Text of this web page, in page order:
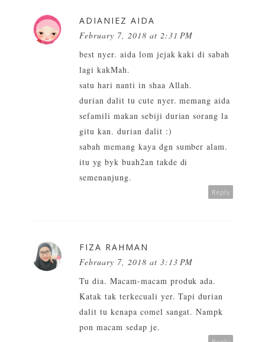
ADIANIEZ AIDA
February 7, 2018 at 2:31 PM
best nyer. aida lom jejak kaki di sabah
lagi kakMah.
satu hari nanti in shaa Allah.
durian dalit tu cute nyer. memang aida
sefamili makan sebiji durian sorang la
gitu kan. durian dalit :)
sabah memang kaya dgn sumber alam.
itu yg byk buah2an takde di
semenanjung.
Reply
FIZA RAHMAN
February 7, 2018 at 3:13 PM
Tu dia. Macam-macam produk ada.
Katak tak terkecuali yer. Tapi durian
dalit tu kenapa comel sangat. Nampk
pon macam sedap je.